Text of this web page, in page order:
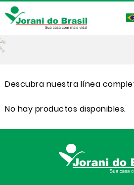
Descubra nuestra línea
No hay productos disponibles.